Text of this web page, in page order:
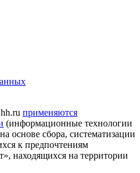
применяются
(информационные технологии
основе сбора, систематизации
к предпочтениям
находящихся на территории